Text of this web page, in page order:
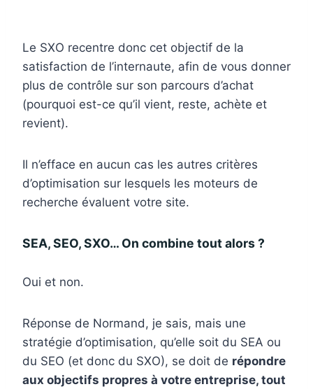
Le SXO recentre donc cet objectif de la
satisfaction de l’internaute, afin de vous donner
plus de contrôle sur son parcours d’achat
(pourquoi est-ce qu’il vient, reste, achète et
revient).
Il n’efface en aucun cas les autres critères
d’optimisation sur lesquels les moteurs de
recherche évaluent votre site.
SEA, SEO, SXO… On combine tout alors ?
Oui et non.
Réponse de Normand, je sais, mais une
stratégie d’optimisation, qu’elle soit du SEA ou
du SEO (et donc du SXO), se doit de répondre
aux objectifs propres à votre entreprise, tout